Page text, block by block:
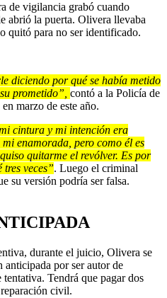
de vigilancia grabó cuando
abrió la puerta. Olivera llevaba
quitó para no ser identificado.
diciendo por qué se había metido
prometido”, contó a la Policía de
marzo de este año.
cintura y mi intención era
enamorada, pero como él es
quitarme el revólver. Es por
veces”. Luego el criminal
su versión podría ser falsa.
durante el juicio, Olivera se
anticipada por ser autor de
Tendrá que pagar dos
civil.